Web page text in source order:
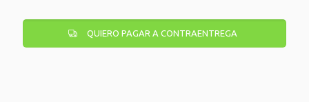
QUIERO PAGAR A CONTRAENTREGA